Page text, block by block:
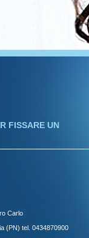
FISSARE UN
Carlo
(PN) tel. 0434870900